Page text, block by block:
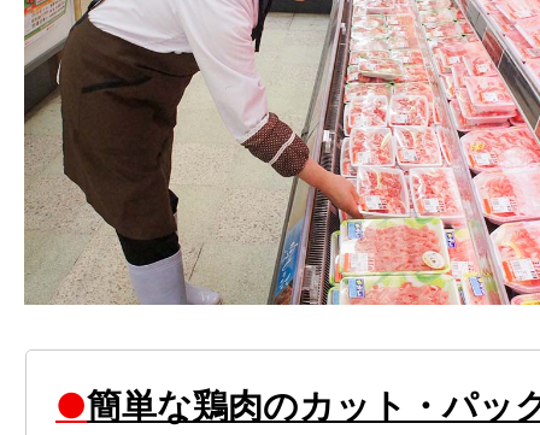
●簡単な鶏肉のカット・パッ